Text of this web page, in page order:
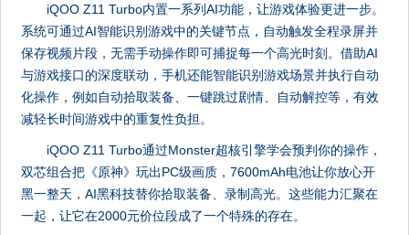
iQOO Z11 Turbo内置一系列AI功能，让游戏体验更进一步。
系统可通过AI智能识别游戏中的关键节点，自动触发全程录屏并
保存视频片段，无需手动操作即可捕捉每一个高光时刻。借助AI
与游戏接口的深度联动，手机还能智能识别游戏场景并执行自动
化操作，例如自动拾取装备、一键跳过剧情、自动解控等，有效
减轻长时间游戏中的重复性负担。
iQOO Z11 Turbo通过Monster超核引擎学会预判你的操作，
双芯组合把《原神》玩出PC级画质，7600mAh电池让你放心开
黑一整天，AI黑科技替你拾取装备、录制高光。这些能力汇聚在
一起，让它在2000元价位段成了一个特殊的存在。